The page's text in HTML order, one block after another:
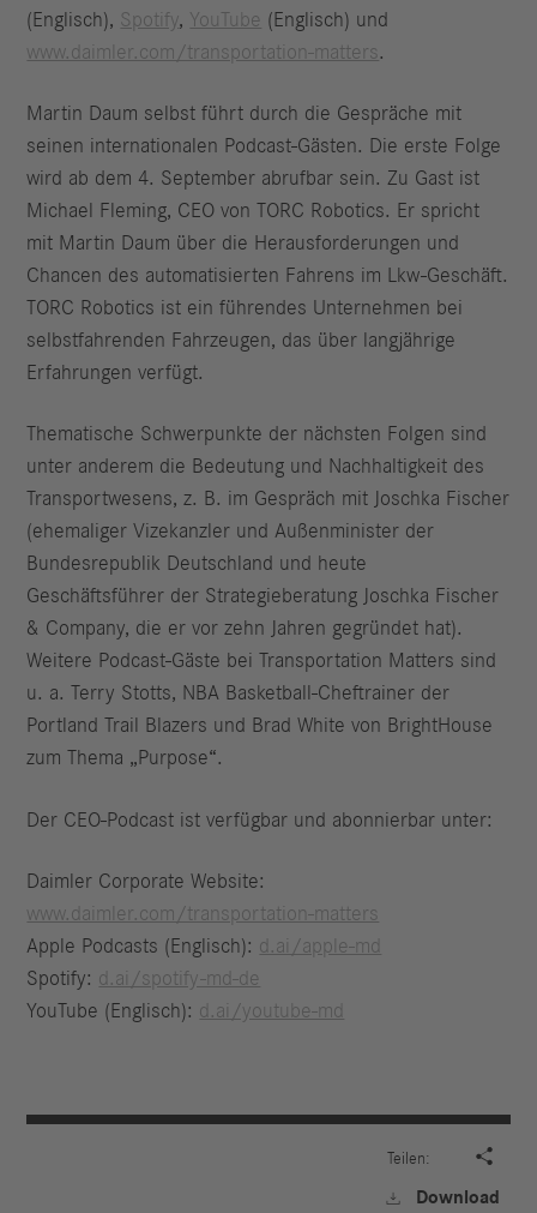
(Englisch), Spotify, YouTube (Englisch) und
www.daimler.com/transportation-matters .
Martin Daum selbst führt durch die Gespräche mit
seinen internationalen Podcast-Gästen. Die erste Folge
wird ab dem 4. September abrufbar sein. Zu Gast ist
Michael Fleming, CEO von TORC Robotics. Er spricht
mit Martin Daum über die Herausforderungen und
Chancen des automatisierten Fahrens im Lkw-Geschäft.
TORC Robotics ist ein führendes Unternehmen bei
selbstfahrenden Fahrzeugen, das über langjährige
Erfahrungen verfügt.
Thematische Schwerpunkte der nächsten Folgen sind
unter anderem die Bedeutung und Nachhaltigkeit des
Transportwesens, z. B. im Gespräch mit Joschka Fischer
(ehemaliger Vizekanzler und Außenminister der
Bundesrepublik Deutschland und heute
Geschäftsführer der Strategieberatung Joschka Fischer
& Company, die er vor zehn Jahren gegründet hat).
Weitere Podcast-Gäste bei Transportation Matters sind
u. a. Terry Stotts, NBA Basketball-Cheftrainer der
Portland Trail Blazers und Brad White von BrightHouse
zum Thema „Purpose“.
Der CEO-Podcast ist verfügbar und abonnierbar unter:
Daimler Corporate Website:
www.daimler.com/transportation-matters
Apple Podcasts (Englisch): d.ai/apple-md
Spotify: d.ai/spotify-md-de
YouTube (Englisch): d.ai/youtube-md
Teilen: 
 Download